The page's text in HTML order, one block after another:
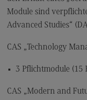
Module sind
Advanced Studies“
CAS „Technology
3 Pflichtmodule (15
CAS „Modern and